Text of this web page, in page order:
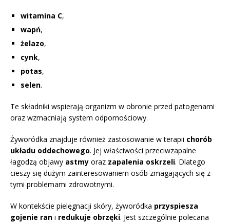
witamina C,
wapń,
żelazo,
cynk,
potas,
selen.
Te składniki wspierają organizm w obronie przed patogenami
oraz wzmacniają system odpornościowy.
Żyworódka znajduje również zastosowanie w terapii chorób
układu oddechowego. Jej właściwości przeciwzapalne
łagodzą objawy astmy oraz zapalenia oskrzeli. Dlatego
cieszy się dużym zainteresowaniem osób zmagających się z
tymi problemami zdrowotnymi.
W kontekście pielęgnacji skóry, żyworódka przyspiesza
gojenie ran i redukuje obrzęki. Jest szczególnie polecana